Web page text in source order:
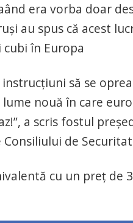
era vorba doar
au spus că acest
în Europa
să se
nouă în care
a scris fostul
de
cu un preț de